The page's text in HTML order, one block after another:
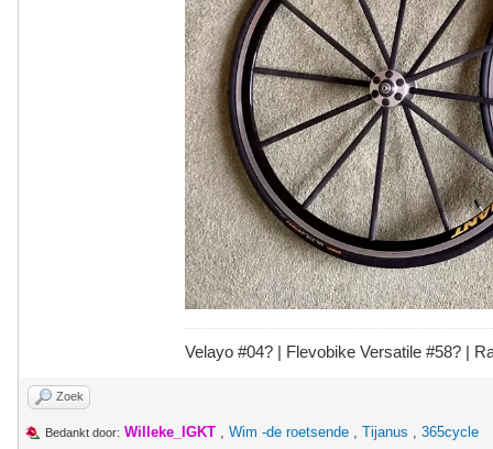
Velayo #04? | Flevobike Versatile #58? |
Zoek
Bedankt door: Willeke_IGKT Wim -de roetsende Tijanus 365cycle